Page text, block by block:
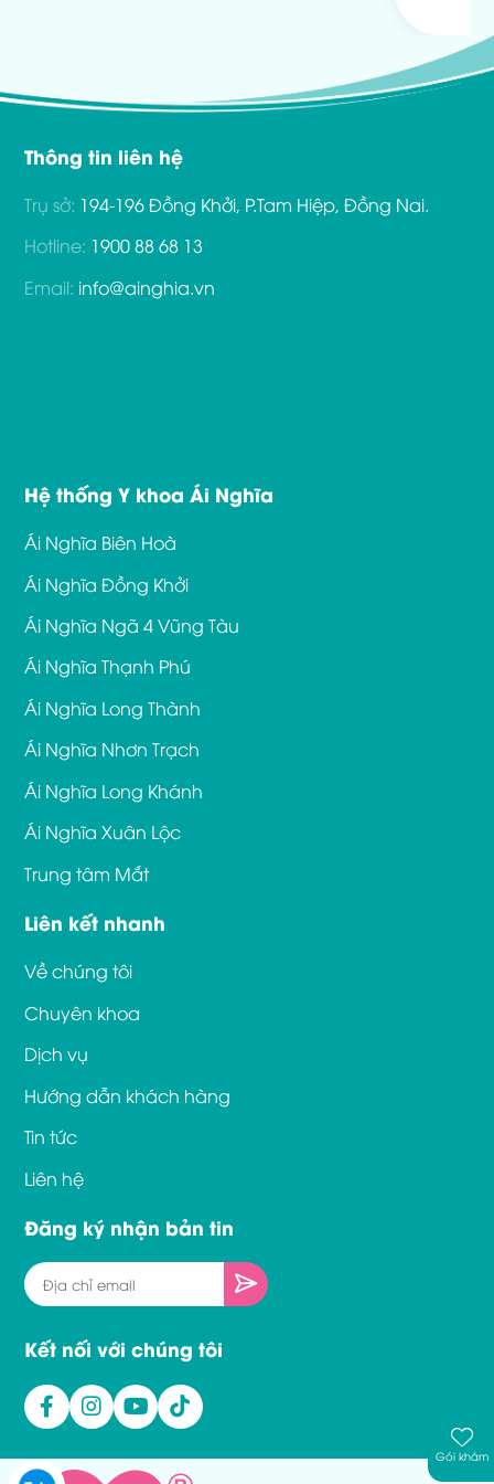
Thông tin liên hệ
Trụ sở: 194-196 Đồng Khởi, P.Tam Hiệp, Đồng Nai.
Hotline: 1900 88 68 13
Email: info@ainghia.vn
Hệ thống Y khoa Ái Nghĩa
Ái Nghĩa Biên Hoà
Ái Nghĩa Đồng Khởi
Ái Nghĩa Ngã 4 Vũng Tàu
Ái Nghĩa Thạnh Phú
Ái Nghĩa Long Thành
Ái Nghĩa Nhơn Trạch
Ái Nghĩa Long Khánh
Ái Nghĩa Xuân Lộc
Trung tâm Mắt
Liên kết nhanh
Về chúng tôi
Chuyên khoa
Dịch vụ
Hướng dẫn khách hàng
Tin tức
Liên hệ
Đăng ký nhận bản tin
Kết nối với chúng tôi
Gói khám